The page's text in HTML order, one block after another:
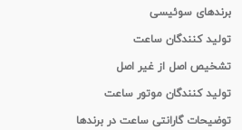
برندهای سوئیسی
تولید کنندگان ساعت
تشخیص اصل از غیر اصل
تولید کنندگان موتور ساعت
توضیحات گارانتی ساعت در برندها